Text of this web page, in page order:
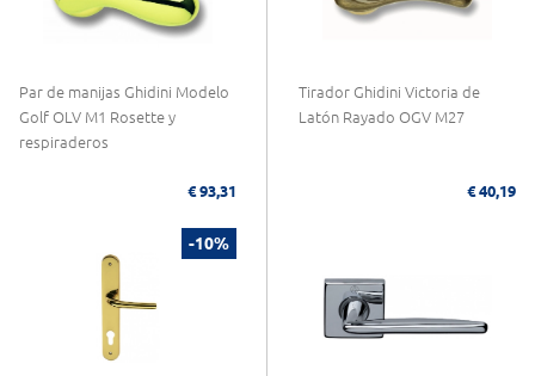
Par de manijas Ghidini Modelo
Golf OLV M1 Rosette y
respiraderos
€ 93,31
Tirador Ghidini Victoria de
Latón Rayado OGV M27
€ 40,19
-10%